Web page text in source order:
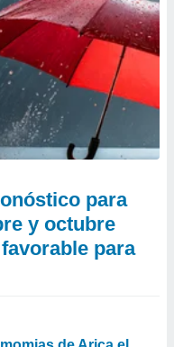
para
y octubre
para